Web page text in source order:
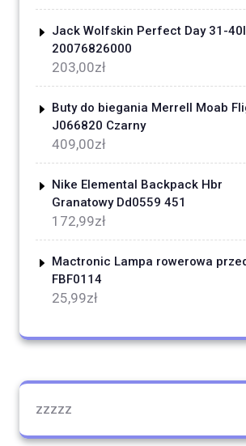
Jack Wolfskin Perfect Day 31-
20076826000
203,00zł
Buty do biegania Merrell Moab
J066820 Czarny
409,00zł
Nike Elemental Backpack Hbr
Granatowy Dd0559 451
172,99zł
Mactronic Lampa rowerowa
FBF0114
25,99zł
zzzzz